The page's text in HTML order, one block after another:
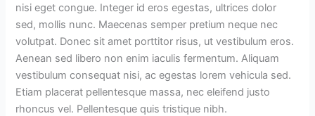
nisi eget congue. Integer id eros egestas, ultrices dolor
sed, mollis nunc. Maecenas semper pretium neque nec
volutpat. Donec sit amet porttitor risus, ut vestibulum eros.
Aenean sed libero non enim iaculis fermentum. Aliquam
vestibulum consequat nisi, ac egestas lorem vehicula sed.
Etiam placerat pellentesque massa, nec eleifend justo
rhoncus vel. Pellentesque quis tristique nibh.